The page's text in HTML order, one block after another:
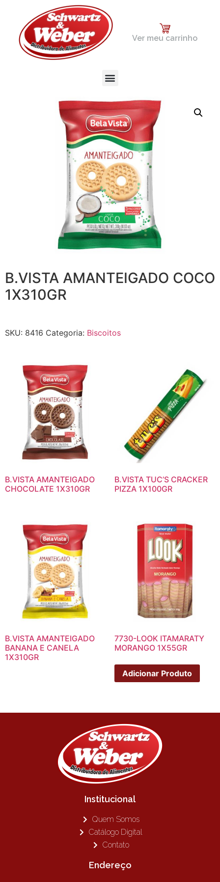
Ver meu carrinho
B.VISTA AMANTEIGADO COCO
1X310GR
SKU: 8416 Categoria: Biscoitos
B.VISTA AMANTEIGADO
CHOCOLATE 1X310GR
B.VISTA TUC’S CRACKER
PIZZA 1X100GR
B.VISTA AMANTEIGADO
BANANA E CANELA
1X310GR
7730-LOOK ITAMARATY
MORANGO 1X55GR
Adicionar Produto
Institucional
Quem Somos
Catálogo Digital
Contato
Endereço